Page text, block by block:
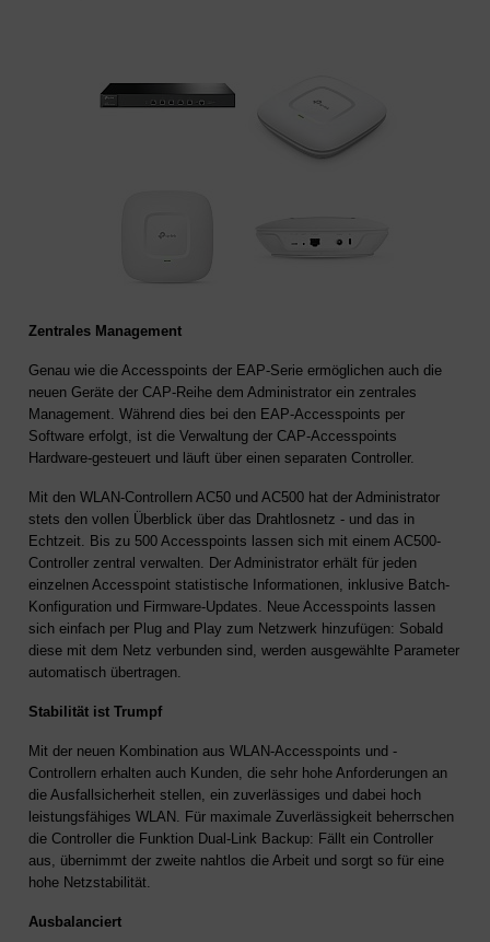
Zentrales Management
Genau wie die Accesspoints der EAP-Serie ermöglichen auch die
neuen Geräte der CAP-Reihe dem Administrator ein zentrales
Management. Während dies bei den EAP-Accesspoints per
Software erfolgt, ist die Verwaltung der CAP-Accesspoints
Hardware-gesteuert und läuft über einen separaten Controller.
Mit den WLAN-Controllern AC50 und AC500 hat der Administrator
stets den vollen Überblick über das Drahtlosnetz - und das in
Echtzeit. Bis zu 500 Accesspoints lassen sich mit einem AC500-
Controller zentral verwalten. Der Administrator erhält für jeden
einzelnen Accesspoint statistische Informationen, inklusive Batch-
Konfiguration und Firmware-Updates. Neue Accesspoints lassen
sich einfach per Plug and Play zum Netzwerk hinzufügen: Sobald
diese mit dem Netz verbunden sind, werden ausgewählte Parameter
automatisch übertragen.
Stabilität ist Trumpf
Mit der neuen Kombination aus WLAN-Accesspoints und -
Controllern erhalten auch Kunden, die sehr hohe Anforderungen an
die Ausfallsicherheit stellen, ein zuverlässiges und dabei hoch
leistungsfähiges WLAN. Für maximale Zuverlässigkeit beherrschen
die Controller die Funktion Dual-Link Backup: Fällt ein Controller
aus, übernimmt der zweite nahtlos die Arbeit und sorgt so für eine
hohe Netzstabilität.
Ausbalanciert